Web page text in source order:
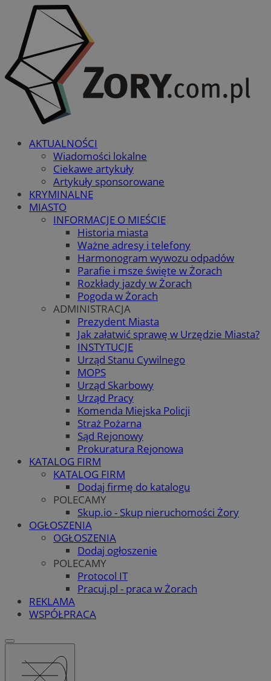
AKTUALNOŚCI
Wiadomości lokalne
Ciekawe artykuły
Artykuły sponsorowane
KRYMINALNE
MIASTO
INFORMACJE O MIEŚCIE
Historia miasta
Ważne adresy i telefony
Harmonogram wywozu odpadów
Parafie i msze święte w Żorach
Rozkłady jazdy w Żorach
Pogoda w Żorach
ADMINISTRACJA
Prezydent Miasta
Jak załatwić sprawę w Urzędzie Miasta?
INSTYTUCJE
Urząd Stanu Cywilnego
MOPS
Urząd Skarbowy
Urząd Pracy
Komenda Miejska Policji
Straż Pożarna
Sąd Rejonowy
Prokuratura Rejonowa
KATALOG FIRM
KATALOG FIRM
Dodaj firmę do katalogu
POLECAMY
Skup.io - Skup nieruchomości Żory
OGŁOSZENIA
OGŁOSZENIA
Dodaj ogłoszenie
POLECAMY
Protocol IT
Pracuj.pl - praca w Żorach
REKLAMA
WSPÓŁPRACA